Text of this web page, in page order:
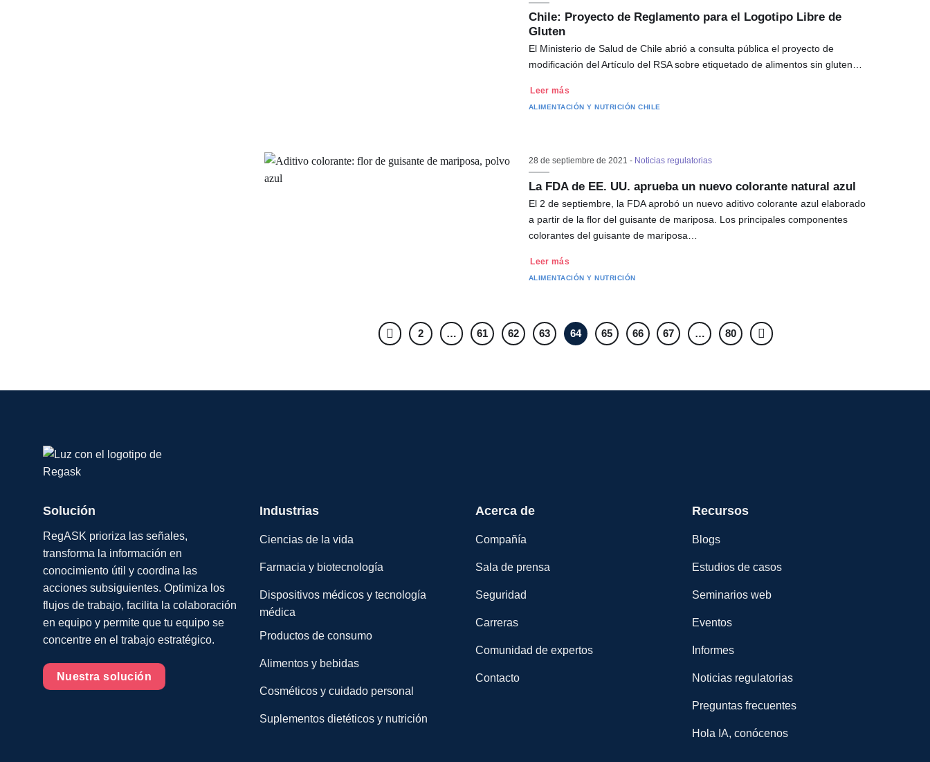
Chile: Proyecto de Reglamento para el Logotipo Libre de
Gluten
El Ministerio de Salud de Chile abrió a consulta pública el proyecto de
modificación del Artículo del RSA sobre etiquetado de alimentos sin gluten…
Leer más
ALIMENTACIÓN Y NUTRICIÓN CHILE
28 de septiembre de 2021 - Noticias regulatorias
La FDA de EE. UU. aprueba un nuevo colorante natural azul
El 2 de septiembre, la FDA aprobó un nuevo aditivo colorante azul elaborado
a partir de la flor del guisante de mariposa. Los principales componentes
colorantes del guisante de mariposa…
Leer más
ALIMENTACIÓN Y NUTRICIÓN
2 … 61 62 63 64 65 66 67 … 80
Solución
RegASK prioriza las señales,
transforma la información en
conocimiento útil y coordina las
acciones subsiguientes. Optimiza los
flujos de trabajo, facilita la colaboración
en equipo y permite que tu equipo se
concentre en el trabajo estratégico.
Nuestra solución
Industrias
Ciencias de la vida
Farmacia y biotecnología
Dispositivos médicos y tecnología
médica
Productos de consumo
Alimentos y bebidas
Cosméticos y cuidado personal
Suplementos dietéticos y nutrición
Acerca de
Compañía
Sala de prensa
Seguridad
Carreras
Comunidad de expertos
Contacto
Recursos
Blogs
Estudios de casos
Seminarios web
Eventos
Informes
Noticias regulatorias
Preguntas frecuentes
Hola IA, conócenos